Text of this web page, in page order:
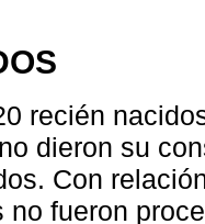
recién
dieron su
Con
no fueron